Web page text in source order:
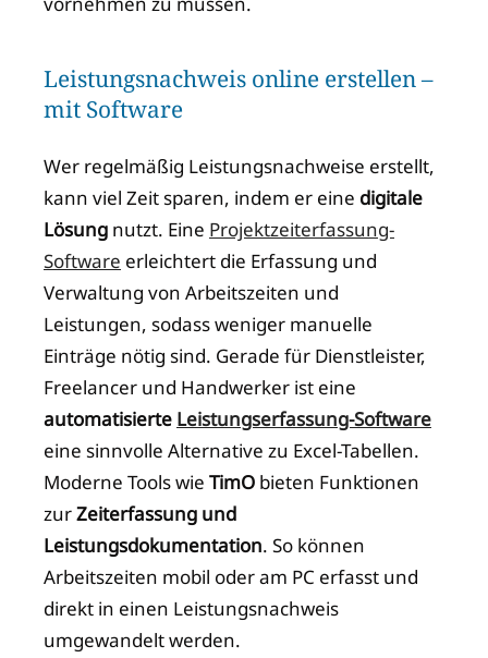
Leistungsnachweis online erstellen –
mit Software
Wer regelmäßig Leistungsnachweise erstellt,
kann viel Zeit sparen, indem er eine digitale
Lösung nutzt. Eine Projektzeiterfassung-
Software erleichtert die Erfassung und
Verwaltung von Arbeitszeiten und
Leistungen, sodass weniger manuelle
Einträge nötig sind. Gerade für Dienstleister,
Freelancer und Handwerker ist eine
automatisierte Leistungserfassung-Software
eine sinnvolle Alternative zu Excel-Tabellen.
Moderne Tools wie TimO bieten Funktionen
zurZeiterfassung und
Leistungsdokumentation. So können
Arbeitszeiten mobil oder am PC erfasst und
direkt in einen Leistungsnachweis
umgewandelt werden.